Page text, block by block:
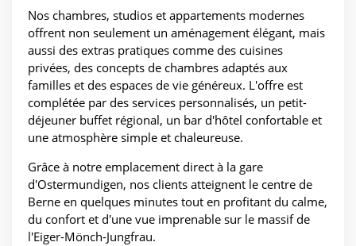
Nos chambres, studios et appartements modernes
offrent non seulement un aménagement élégant, mais
aussi des extras pratiques comme des cuisines
privées, des concepts de chambres adaptés aux
familles et des espaces de vie généreux. L'offre est
complétée par des services personnalisés, un petit-
déjeuner buffet régional, un bar d'hôtel confortable et
une atmosphère simple et chaleureuse.
Grâce à notre emplacement direct à la gare
d'Ostermundigen, nos clients atteignent le centre de
Berne en quelques minutes tout en profitant du calme,
du confort et d'une vue imprenable sur le massif de
l'Eiger-Mönch-Jungfrau.